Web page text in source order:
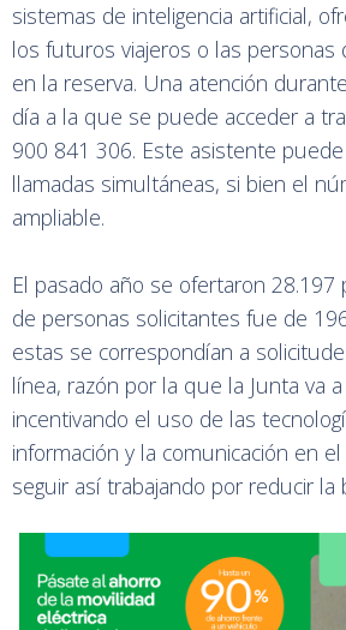
sistemas de inteligencia artificial,
los futuros viajeros o las personas
en la reserva. Una atención
día a la que se puede acceder a
900 841 306. Este asistente
llamadas simultáneas, si bien el
ampliable.
El pasado año se ofertaron 28.197
de personas solicitantes fue de
estas se correspondían a
línea, razón por la que la Junta va
incentivando el uso de las
información y la comunicación en
seguir así trabajando por reducir la